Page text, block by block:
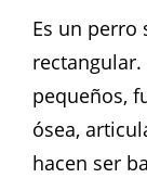
Es un perro
pequeños,
ósea,
hacen ser